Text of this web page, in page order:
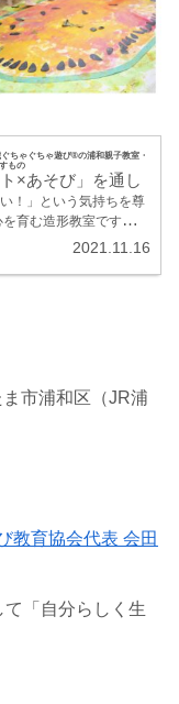
ちゃぐちゃ遊び®の浦和親子教室・
もの
×あそび」を通し
！」という気持ちを尊
育む造形教室です。
」のない世界で、子供を
めの教室です。
2021.11.16
市浦和区（JR浦
教育協会代表 会田
て「自分らしく生